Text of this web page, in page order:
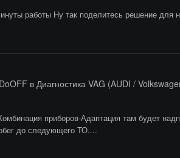
работы Ну так поделитесь решение для
в Диагностика VAG (AUDI /
приборов-Адаптация там будет
до следующего ТО....